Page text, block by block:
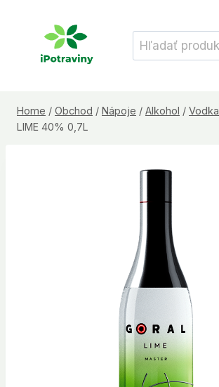
Hľadať:
Home / Obchod / Nápoje / Alkohol / Vodka
LIME 40% 0,7L